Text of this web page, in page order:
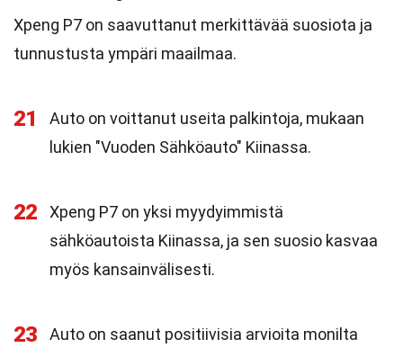
Xpeng P7 on saavuttanut merkittävää suosiota ja
tunnustusta ympäri maailmaa.
21
Auto on voittanut useita palkintoja, mukaan
lukien "Vuoden Sähköauto" Kiinassa.
22
Xpeng P7 on yksi myydyimmistä
sähköautoista Kiinassa, ja sen suosio kasvaa
myös kansainvälisesti.
23
Auto on saanut positiivisia arvioita monilta